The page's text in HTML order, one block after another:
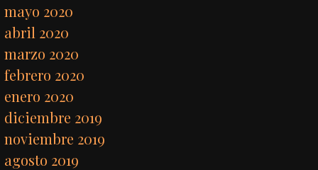
mayo 2020
abril 2020
marzo 2020
febrero 2020
enero 2020
diciembre 2019
noviembre 2019
agosto 2019